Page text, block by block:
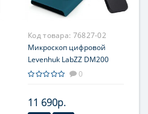
Код товара: 76827-02
Микроскоп цифровой
Levenhuk LabZZ DM200
LCD
0
11 690р.